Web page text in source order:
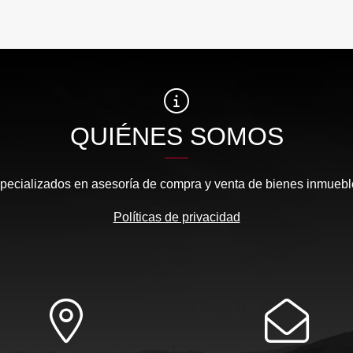
QUIÉNES SOMOS
en asesoría de compra y venta de bienes
Políticas de privacidad